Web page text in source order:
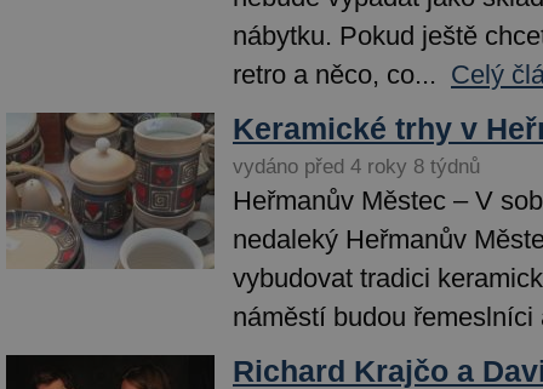
nábytku. Pokud ještě
retro a něco, co... Celý
Keramické trhy v
vydáno před 4 roky 8 týdnů
Heřmanův Městec – V
nedaleký Heřmanův
vybudovat tradici
náměstí budou řemeslníci
Richard Krajčo a